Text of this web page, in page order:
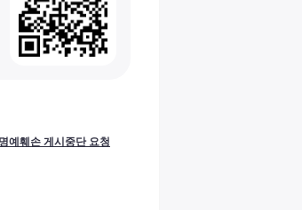
명예훼손 게시중단 요청